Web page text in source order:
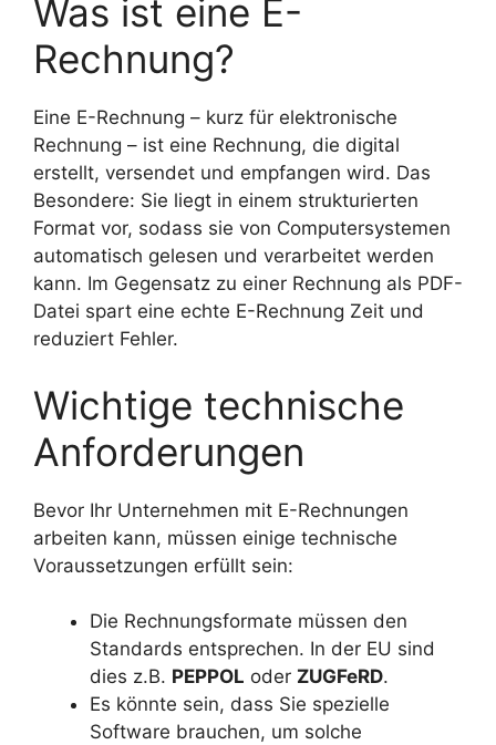
Was ist eine E-
Rechnung?
Eine E-Rechnung – kurz für elektronische
Rechnung – ist eine Rechnung, die digital
erstellt, versendet und empfangen wird. Das
Besondere: Sie liegt in einem strukturierten
Format vor, sodass sie von Computersystemen
automatisch gelesen und verarbeitet werden
kann. Im Gegensatz zu einer Rechnung als PDF-
Datei spart eine echte E-Rechnung Zeit und
reduziert Fehler.
Wichtige technische
Anforderungen
Bevor Ihr Unternehmen mit E-Rechnungen
arbeiten kann, müssen einige technische
Voraussetzungen erfüllt sein:
Die Rechnungsformate müssen den
Standards entsprechen. In der EU sind
dies z.B. PEPPOL oder ZUGFeRD.
Es könnte sein, dass Sie spezielle
Software brauchen, um solche